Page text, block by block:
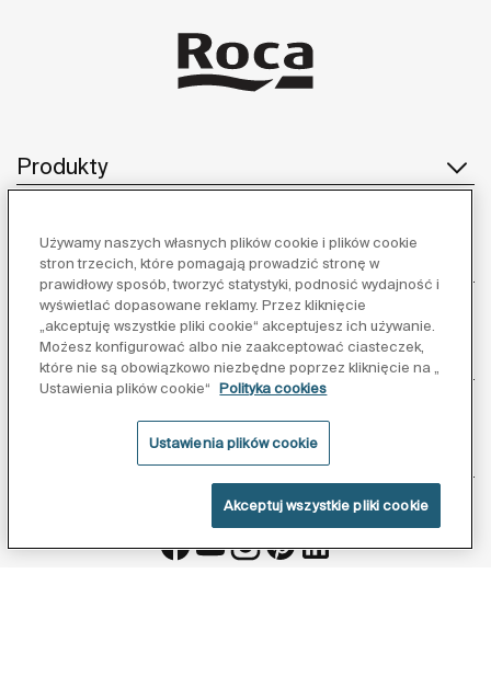
Produkty
Obsługa klienta
O nas
Obserwuj nas:
Używamy naszych własnych plików cookie i plików cookie
stron trzecich, które pomagają prowadzić stronę w
prawidłowy sposób, tworzyć statystyki, podnosić wydajność i
wyświetlać dopasowane reklamy. Przez kliknięcie
„akceptuję wszystkie pliki cookie“ akceptujesz ich używanie.
Możesz konfigurować albo nie zaakceptować ciasteczek,
które nie są obowiązkowo niezbędne poprzez kliknięcie na „
Ustawienia plików cookie“
Polityka cookies
Ustawienia plików cookie
Akceptuj wszystkie pliki cookie